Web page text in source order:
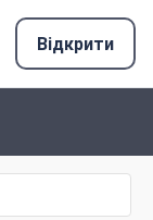
Відкрити